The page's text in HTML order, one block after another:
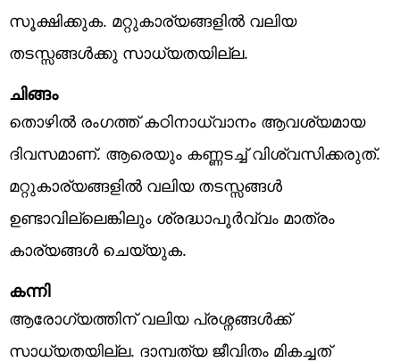
സൂക്ഷിക്കുക. മറ്റുകാര്യങ്ങളിൽ വലിയ
തടസ്സങ്ങൾക്കു സാധ്യതയില്ല.
ചിങ്ങം
തൊഴിൽ രംഗത്ത് കഠിനാധ്വാനം ആവശ്യമായ
ദിവസമാണ്. ആരെയും കണ്ണടച്ച് വിശ്വസിക്കരുത്.
മറ്റുകാര്യങ്ങളിൽ വലിയ തടസ്സങ്ങൾ
ഉണ്ടാവില്ലെങ്കിലും ശ്രദ്ധാപൂർവ്വം മാത്രം
കാര്യങ്ങൾ ചെയ്യുക.
കന്നി
ആരോഗ്യത്തിന് വലിയ പ്രശ്നങ്ങൾക്ക്
സാധ്യതയില്ല. ദാമ്പത്യ ജീവിതം മികച്ചത്